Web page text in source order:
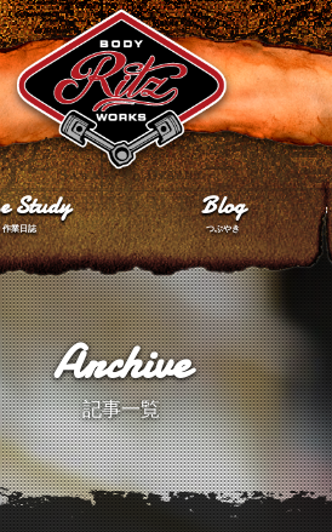
Study
作業日誌
Blog
つぶやき
Archive
記事一覧